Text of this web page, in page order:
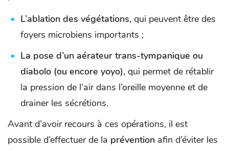
L’ablation des végétations, qui peuvent être des
foyers microbiens importants ;
La pose d’un aérateur trans-tympanique ou
diabolo (ou encore yoyo), qui permet de rétablir
la pression de l’air dans l’oreille moyenne et de
drainer les sécrétions.
Avant d’avoir recours à ces opérations, il est
possible d’effectuer de la prévention afin d’éviter les